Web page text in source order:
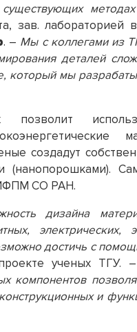
зав.
. – Мы с коллегами из
деталей
который мы
создадут
(нанопорошками).
СО РАН.
дизайна
электрических,
достичь с
ученых ТГУ. –
компонентов
и